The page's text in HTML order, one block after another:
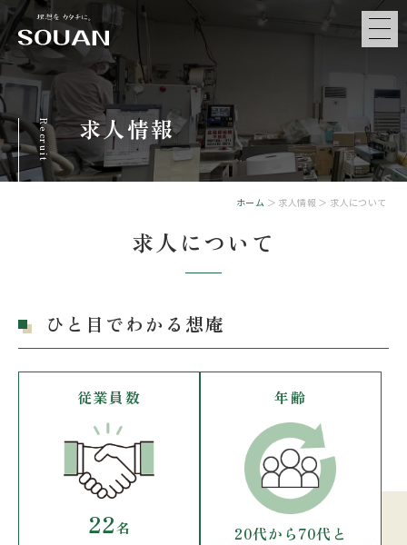
Recruit 求人情報
ホーム ＞ 求人情報 ＞ 求人について
求人について
ひと目でわかる想庵
従業員数
22名
年齢
20代から70代と